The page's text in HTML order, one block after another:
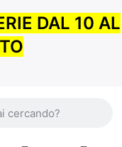
DAL 10 AL